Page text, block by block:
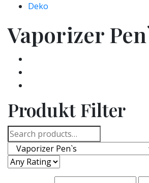
Deko
Vaporizer
Produkt Filter
Search
for: